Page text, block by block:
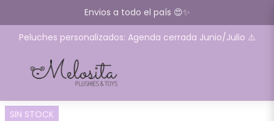
Envios a todo el país 😍✨
Peluches personalizados: Agenda cerrada Junio/Julio ⚠️
SIN STOCK